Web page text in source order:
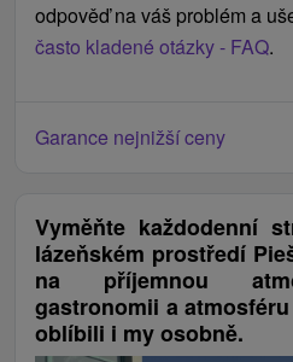
odpověď na váš problém a
často kladené otázky - FAQ.
Garance nejnižší ceny
Vyměňte každodenní
lázeňském prostředí
na příjemnou
gastronomii a
oblíbili i my osobně.